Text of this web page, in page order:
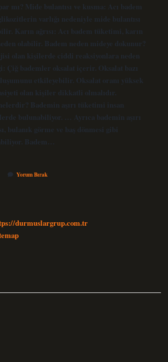
mı? Mide bulantısı ve kusma: Acı badem
varlığı nedeniyle mide bulantısı
Karın ağrısı: Acı badem tüketimi, karın
olabilir. Badem neden mideye dokunur?
olan kişilerde ciddi reaksiyonlara neden
Çiğ bademler oksalat içerir. Oksalat bazı
etkileyebilir. Oksalat oranı yüksek
olan kişiler dikkatli olmalıdır.
Bademin aşırı tüketimi insan
bulunabiliyor. … Ayrıca bademin aşırı
bulanık görme ve baş dönmesi gibi
Badem…
Yorum Bırak
durmuslargrup.com.tr